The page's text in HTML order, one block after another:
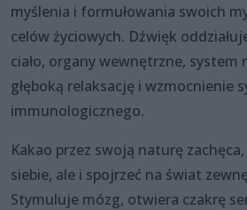
myślenia i formułowania swoich
celów życiowych. Dźwięk
ciało, organy wewnętrzne,
głęboką relaksację i wzmocnienie
immunologicznego.
Kakao przez swoją naturę zachęca,
siebie, ale i spojrzeć na świat
Stymuluje mózg, otwiera czakrę